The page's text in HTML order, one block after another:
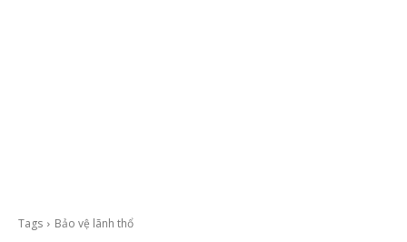
Tags Bảo vệ lãnh thổ